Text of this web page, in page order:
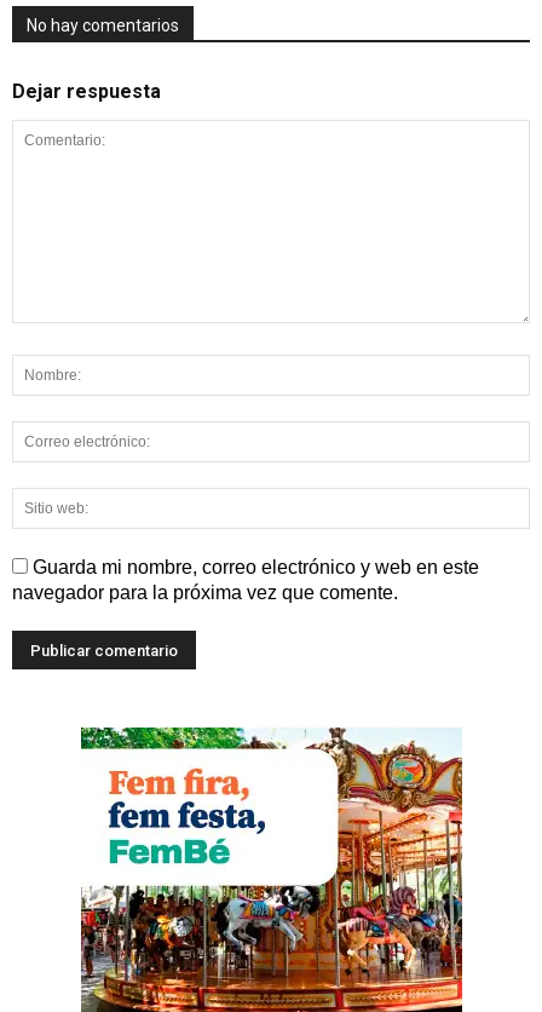
No hay comentarios
Dejar respuesta
Guarda mi nombre, correo electrónico y web en este
navegador para la próxima vez que comente.